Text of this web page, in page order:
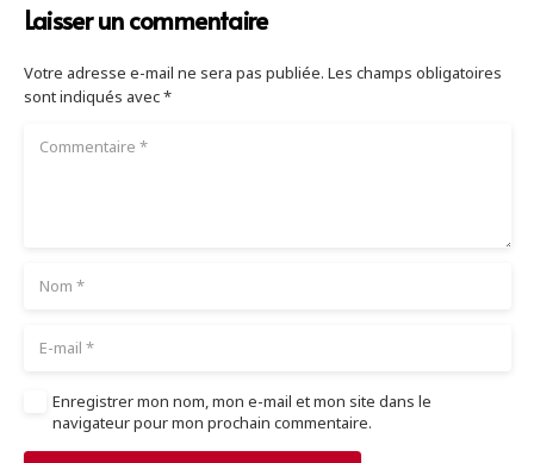
Laisser un commentaire
Votre adresse e-mail ne sera pas publiée. Les champs obligatoires
sont indiqués avec*
Enregistrer mon nom, mon e-mail et mon site dans le
navigateur pour mon prochain commentaire.